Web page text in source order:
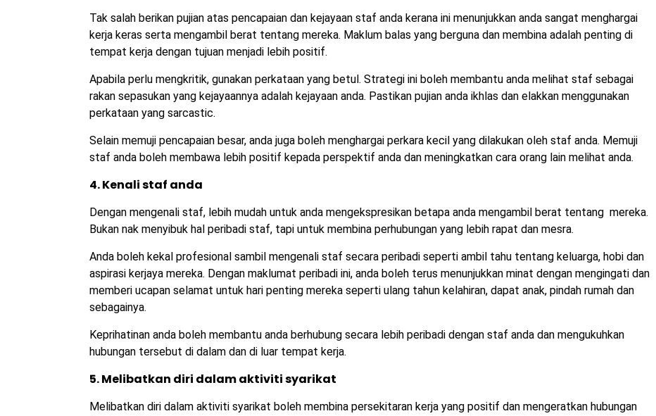
Tak salah berikan pujian atas pencapaian dan kejayaan staf anda kerana ini menunjukkan anda sangat menghargai
kerja keras serta mengambil berat tentang mereka. Maklum balas yang berguna dan membina adalah penting di
tempat kerja dengan tujuan menjadi lebih positif.
Apabila perlu mengkritik, gunakan perkataan yang betul. Strategi ini boleh membantu anda melihat staf sebagai
rakan sepasukan yang kejayaannya adalah kejayaan anda. Pastikan pujian anda ikhlas dan elakkan menggunakan
perkataan yang sarcastic.
Selain memuji pencapaian besar, anda juga boleh menghargai perkara kecil yang dilakukan oleh staf anda. Memuji
staf anda boleh membawa lebih positif kepada perspektif anda dan meningkatkan cara orang lain melihat anda.
4. Kenali staf anda
Dengan mengenali staf, lebih mudah untuk anda mengekspresikan betapa anda mengambil berat tentang mereka.
Bukan nak menyibuk hal peribadi staf, tapi untuk membina perhubungan yang lebih rapat dan mesra.
Anda boleh kekal profesional sambil mengenali staf secara peribadi seperti ambil tahu tentang keluarga, hobi dan
aspirasi kerjaya mereka. Dengan maklumat peribadi ini, anda boleh terus menunjukkan minat dengan mengingati dan
memberi ucapan selamat untuk hari penting mereka seperti ulang tahun kelahiran, dapat anak, pindah rumah dan
sebagainya.
Keprihatinan anda boleh membantu anda berhubung secara lebih peribadi dengan staf anda dan mengukuhkan
hubungan tersebut di dalam dan di luar tempat kerja.
5. Melibatkan diri dalam aktiviti syarikat
Melibatkan diri dalam aktiviti syarikat boleh membina persekitaran kerja yang positif dan mengeratkan hubungan